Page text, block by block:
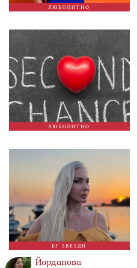
ЛЮБОПИТНО
ЛЮБОПИТНО
БГ ЗВЕЗДИ
Йорданова